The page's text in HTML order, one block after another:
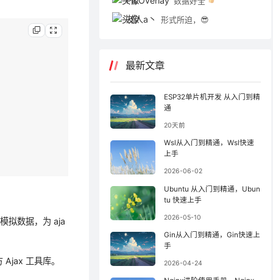
拟数据，为 aja
工具库。
友人a丶 形式所迫，😎
最新文章
ESP32单片机开发 从入门到精
通
20天前
Wsl从入门到精通，Wsl快速
上手
2026-06-02
Ubuntu 从入门到精通，Ubun
tu 快速上手
2026-05-10
Gin从入门到精通，Gin快速上
手
2026-04-24